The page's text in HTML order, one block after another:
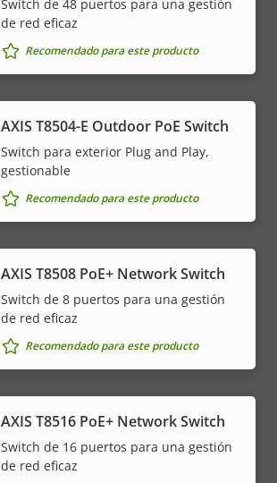
Switch de 48 puertos para una gestión
de red eficaz
Recomendado para este producto
AXIS T8504-E Outdoor PoE Switch
Switch para exterior Plug and Play,
gestionable
Recomendado para este producto
AXIS T8508 PoE+ Network Switch
Switch de 8 puertos para una gestión
de red eficaz
Recomendado para este producto
AXIS T8516 PoE+ Network Switch
Switch de 16 puertos para una gestión
de red eficaz